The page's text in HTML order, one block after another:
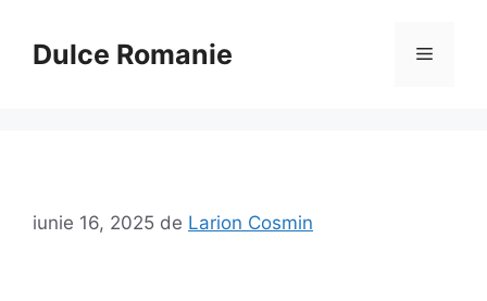
conținutDulce Romanie Meniu
iunie 16, 2025 de Larion Cosmin